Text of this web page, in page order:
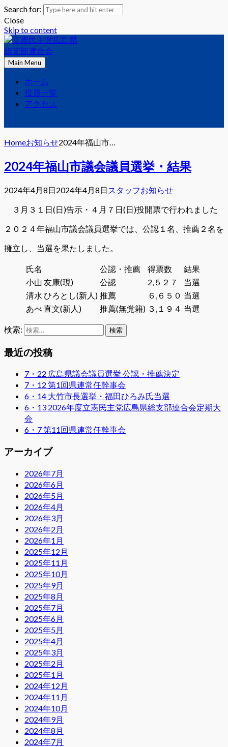
Search for:
Close
Skip to content
立憲民主党広島県総支部連合会
立憲民主党広島県総支部連合会のHPです。
Main Menu
ホーム
役員一覧
アクセス
Homeお知らせ2024年福山市…
2024年福山市議会議員選挙・結果
2024年4月8日2024年4月8日 スタッフお知らせ
３月３１日(日)告示・４月７日(日)投開票で行われました
２０２４年福山市議会議員選挙では、公認１名、推薦２名を
擁立し、当選を果たしました。
氏名 公認・推薦 得票数
結果
小山 友康(現)
公認 2,５２７
当選
清水 ひろとし(新人) 推薦 ６,６５０ 当選
あべ 直文(新人)
推薦(無党籍) ３,１９４ 当選
検索:
最近の投稿
7・22 広島県議会議員選挙 公認・推薦決定
7・12 第1回県連常任幹事会
6・14 大竹市長選挙・福田ひろみ氏当選
6・13 2026年度立憲民主党広島県総支部連合会定期大
会
6・7 第11回県連常任幹事会
アーカイブ
2026年7月
2026年6月
2026年5月
2026年4月
2026年3月
2026年2月
2026年1月
2025年12月
2025年11月
2025年10月
2025年9月
2025年8月
2025年7月
2025年6月
2025年5月
2025年4月
2025年3月
2025年2月
2025年1月
2024年12月
2024年11月
2024年10月
2024年9月
2024年8月
2024年7月